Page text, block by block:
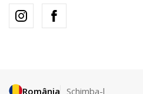
România Schimba-l